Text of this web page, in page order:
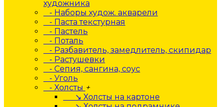
художника
- Наборы худож. акварели
- Паста текстурная
- Пастель
- Поталь
- Разбавитель, замедлитель, скипидар
- Растушевки
- Сепия, сангина, соус
- Уголь
- Холсты +
↘ Холсты на картоне